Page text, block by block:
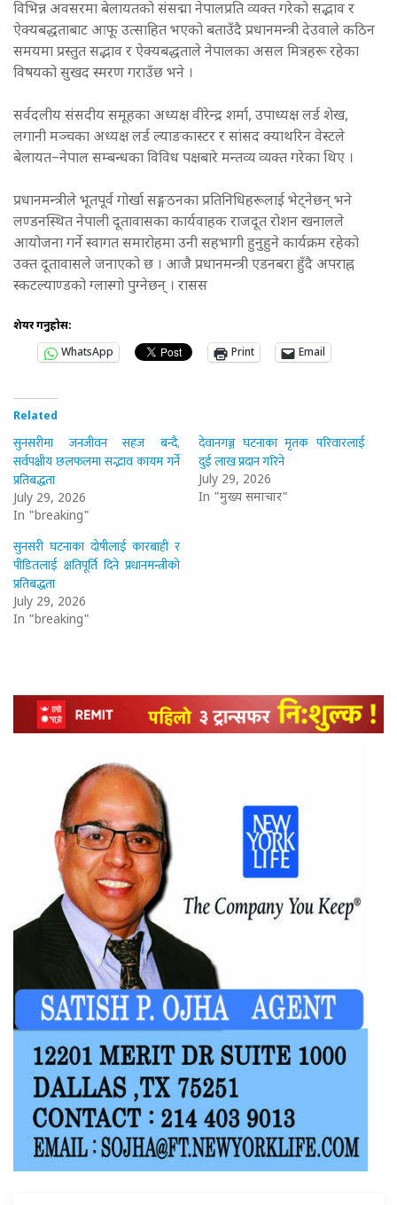
विभिन्न अवसरमा बेलायतको संसद्मा नेपालप्रति व्यक्त गरेको सद्भाव र
ऐक्यबद्धताबाट आफू उत्साहित भएको बताउँदै प्रधानमन्त्री देउवाले कठिन
समयमा प्रस्तुत सद्भाव र ऐक्यबद्धताले नेपालका असल मित्रहरू रहेका
विषयको सुखद स्मरण गराउँछ भने ।
सर्वदलीय संसदीय समूहका अध्यक्ष वीरेन्द्र शर्मा, उपाध्यक्ष लर्ड शेख,
लगानी मञ्चका अध्यक्ष लर्ड ल्याङकास्टर र सांसद क्याथरिन वेस्टले
बेलायत–नेपाल सम्बन्धका विविध पक्षबारे मन्तव्य व्यक्त गरेका थिए ।
प्रधानमन्त्रीले भूतपूर्व गोर्खा सङ्गठनका प्रतिनिधिहरूलाई भेट्नेछन् भने
लण्डनस्थित नेपाली दूतावासका कार्यवाहक राजदूत रोशन खनालले
आयोजना गर्ने स्वागत समारोहमा उनी सहभागी हुनुहुने कार्यक्रम रहेको
उक्त दूतावासले जनाएको छ । आजै प्रधानमन्त्री एडनबरा हुँदै अपराह्न
स्कटल्याण्डको ग्लास्गो पुग्नेछन् । रासस
शेयर गर्नुहोस:
WhatsApp
Print Email
Related
सुनसरीमा जनजीवन सहज बन्दै,
सर्वपक्षीय छलफलमा सद्भाव कायम गर्ने
प्रतिबद्धता
July 29, 2026
In "breaking"
देवानगञ्ज घटनाका मृतक परिवारलाई
दुई लाख प्रदान गरिने
July 29, 2026
In "मुख्य समाचार"
सुनसरी घटनाका दोषीलाई कारबाही र
पीडितलाई क्षतिपूर्ति दिने प्रधानमन्त्रीको
प्रतिबद्धता
July 29, 2026
In "breaking"